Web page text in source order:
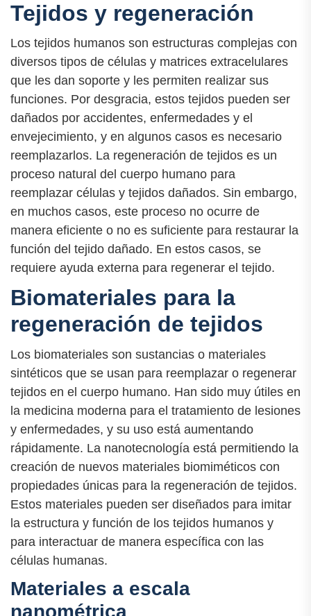
Tejidos y regeneración
Los tejidos humanos son estructuras complejas con
diversos tipos de células y matrices extracelulares
que les dan soporte y les permiten realizar sus
funciones. Por desgracia, estos tejidos pueden ser
dañados por accidentes, enfermedades y el
envejecimiento, y en algunos casos es necesario
reemplazarlos. La regeneración de tejidos es un
proceso natural del cuerpo humano para
reemplazar células y tejidos dañados. Sin embargo,
en muchos casos, este proceso no ocurre de
manera eficiente o no es suficiente para restaurar la
función del tejido dañado. En estos casos, se
requiere ayuda externa para regenerar el tejido.
Biomateriales para la
regeneración de tejidos
Los biomateriales son sustancias o materiales
sintéticos que se usan para reemplazar o regenerar
tejidos en el cuerpo humano. Han sido muy útiles en
la medicina moderna para el tratamiento de lesiones
y enfermedades, y su uso está aumentando
rápidamente. La nanotecnología está permitiendo la
creación de nuevos materiales biomiméticos con
propiedades únicas para la regeneración de tejidos.
Estos materiales pueden ser diseñados para imitar
la estructura y función de los tejidos humanos y
para interactuar de manera específica con las
células humanas.
Materiales a escala
nanométrica